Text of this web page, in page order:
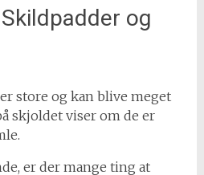
og
store og kan blive meget
skjoldet viser om de er
er der mange ting at